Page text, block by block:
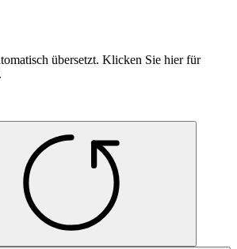
übersetzt. Klicken Sie hier für